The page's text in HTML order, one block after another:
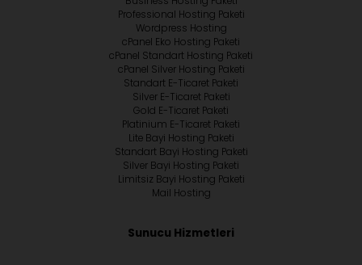
Professional Hosting Paketi
Wordpress Hosting
cPanel Eko Hosting Paketi
cPanel Standart Hosting Paketi
cPanel Silver Hosting Paketi
Standart E-Ticaret Paketi
Silver E-Ticaret Paketi
Gold E-Ticaret Paketi
Platinium E-Ticaret Paketi
Lite Bayi Hosting Paketi
Standart Bayi Hosting Paketi
Silver Bayi Hosting Paketi
Limitsiz Bayi Hosting Paketi
Mail Hosting
Sunucu Hizmetleri